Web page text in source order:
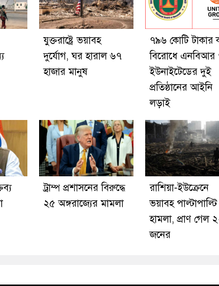
যুক্তরাষ্ট্রে ভয়াবহ
দুর্যোগ, ঘর হারাল ৬৭
হাজার মানুষ
৭৯৬ কোটি টাকার
বিরোধে এনবিআর
ইউনাইটেডের দুই
প্রতিষ্ঠানের আইনি
লড়াই
ট্রাম্প প্রশাসনের বিরুদ্ধে
২৫ অঙ্গরাজ্যের মামলা
রাশিয়া-ইউক্রেনে
ভয়াবহ পাল্টাপাল্টি
হামলা, প্রাণ গেল
জনের